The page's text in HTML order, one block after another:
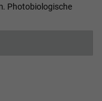
Photobiologische